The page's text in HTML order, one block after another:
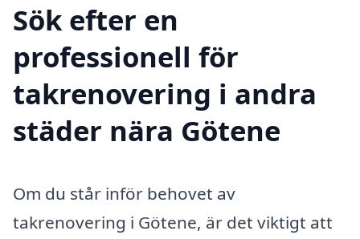
Sök efter en
professionell för
takrenovering i andra
städer nära Götene
Om du står inför behovet av
takrenovering i Götene, är det viktigt att